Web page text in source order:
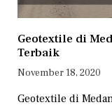
Geotextile di
Terbaik
November 18, 2020
Geotextile di